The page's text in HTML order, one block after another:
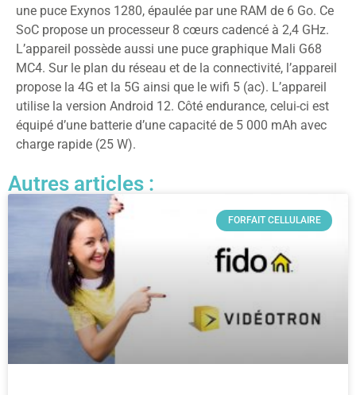
une puce Exynos 1280, épaulée par une RAM de 6 Go. Ce
SoC propose un processeur 8 cœurs cadencé à 2,4 GHz.
L’appareil possède aussi une puce graphique Mali G68
MC4. Sur le plan du réseau et de la connectivité, l’appareil
propose la 4G et la 5G ainsi que le wifi 5 (ac). L’appareil
utilise la version Android 12. Côté endurance, celui-ci est
équipé d’une batterie d’une capacité de 5 000 mAh avec
charge rapide (25 W).
Autres articles :
FORFAIT CELLULAIRE